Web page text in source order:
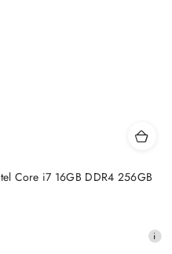
Core i7 16GB DDR4 256GB